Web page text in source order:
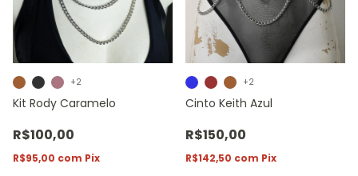
Kit Rody Caramelo
R$100,00
R$95,00 com Pix
+2
Cinto Keith Azul
R$150,00
R$142,50 com Pix
+2